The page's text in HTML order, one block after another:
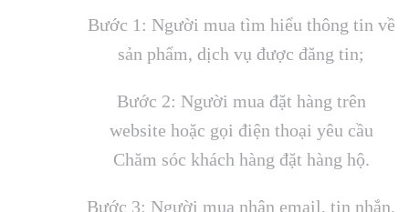
Bước 1: Người mua tìm hiểu thông tin về
sản phẩm, dịch vụ được đăng tin;
Bước 2: Người mua đặt hàng trên
website hoặc gọi điện thoại yêu cầu
Chăm sóc khách hàng đặt hàng hộ.
Bước 3: Người mua nhận email, tin nhắn,